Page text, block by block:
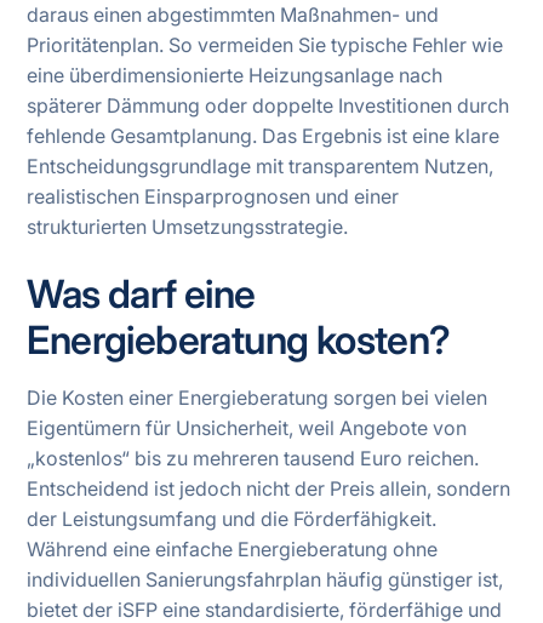
daraus einen abgestimmten Maßnahmen- und
Prioritätenplan. So vermeiden Sie typische Fehler wie
eine überdimensionierte Heizungsanlage nach
späterer Dämmung oder doppelte Investitionen durch
fehlende Gesamtplanung. Das Ergebnis ist eine klare
Entscheidungsgrundlage mit transparentem Nutzen,
realistischen Einsparprognosen und einer
strukturierten Umsetzungsstrategie.
Was darf eine
Energieberatung kosten?
Die Kosten einer Energieberatung sorgen bei vielen
Eigentümern für Unsicherheit, weil Angebote von
„kostenlos“ bis zu mehreren tausend Euro reichen.
Entscheidend ist jedoch nicht der Preis allein, sondern
der Leistungsumfang und die Förderfähigkeit.
Während eine einfache Energieberatung ohne
individuellen Sanierungsfahrplan häufig günstiger ist,
bietet der iSFP eine standardisierte, förderfähige und